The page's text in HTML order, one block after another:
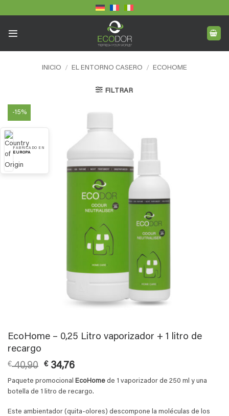
al
INICIO / EL ENTORNO CASERO / ECOHOME
FILTRAR
-15%
FABRICADO EN
EUROPA
EcoHome – 0,25 Litro vaporizador + 1 litro de
recargo
€40,90 El
precio
original
era:
€ 40,90.
€34,76El
precio
actual
es:
€ 34,76.
Paquete promocional EcoHome de 1 vaporizador de 250 ml y una
botella de 1 litro de recargo.
Este ambientador (quita-olores) descompone la moléculas de los